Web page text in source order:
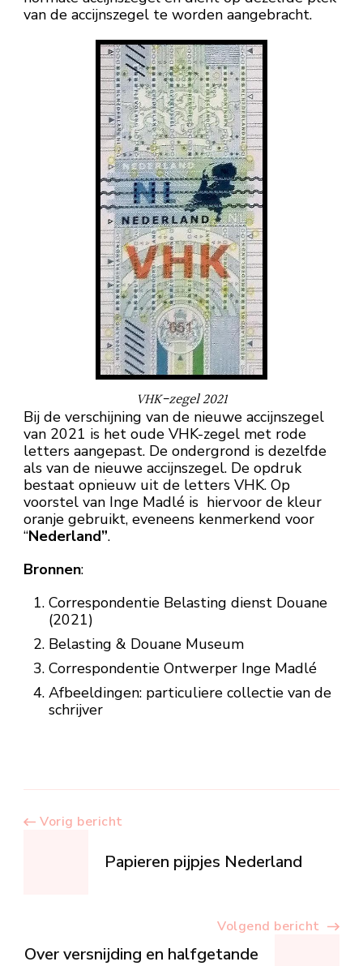
van de accijnszegel te worden aangebracht.
VHK-zegel 2021
Bij de verschijning van de nieuwe accijnszegel
van 2021 is het oude VHK-zegel met rode
letters aangepast. De ondergrond is dezelfde
als van de nieuwe accijnszegel. De opdruk
bestaat opnieuw uit de letters VHK. Op
voorstel van Inge Madlé is hiervoor de kleur
oranje gebruikt, eveneens kenmerkend voor
“Nederland”.
Bronnen:
Correspondentie Belasting dienst Douane
(2021)
Belasting & Douane Museum
Correspondentie Ontwerper Inge Madlé
Afbeeldingen: particuliere collectie van de
schrijver
Berichtnavigatie
Vorig bericht
Papieren pijpjes Nederland
Volgend bericht
Over versnijding en halfgetande